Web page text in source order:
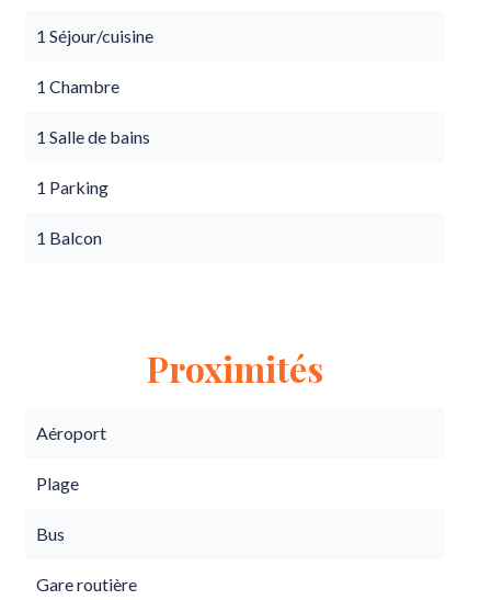
1 Séjour/cuisine
1 Chambre
1 Salle de bains
1 Parking
1 Balcon
Proximités
Aéroport
Plage
Bus
Gare routière